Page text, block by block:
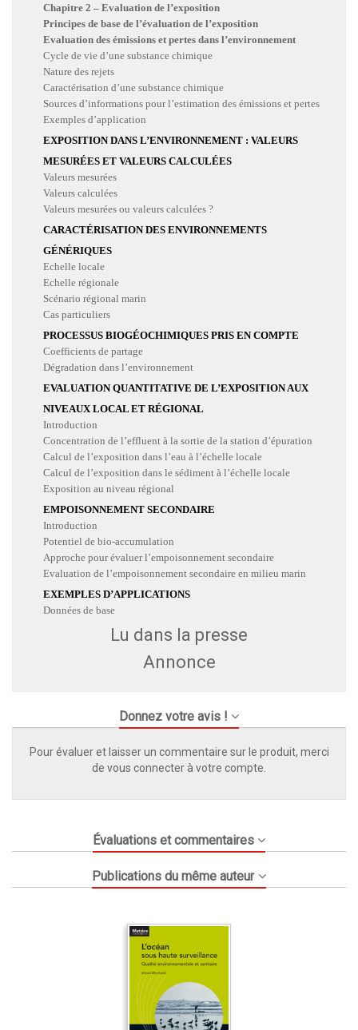
Chapitre 2 – Evaluation de l’exposition
Principes de base de l’évaluation de l’exposition
Evaluation des émissions et pertes dans l’environnement
Cycle de vie d’une substance chimique
Nature des rejets
Caractérisation d’une substance chimique
Sources d’informations pour l’estimation des émissions et pertes
Exemples d’application
EXPOSITION DANS L’ENVIRONNEMENT : VALEURS
MESURÉES ET VALEURS CALCULÉES
Valeurs mesurées
Valeurs calculées
Valeurs mesurées ou valeurs calculées ?
CARACTÉRISATION DES ENVIRONNEMENTS
GÉNÉRIQUES
Echelle locale
Echelle régionale
Scénario régional marin
Cas particuliers
PROCESSUS BIOGÉOCHIMIQUES PRIS EN COMPTE
Coefficients de partage
Dégradation dans l’environnement
EVALUATION QUANTITATIVE DE L’EXPOSITION AUX
NIVEAUX LOCAL ET RÉGIONAL
Introduction
Concentration de l’effluent à la sortie de la station d’épuration
Calcul de l’exposition dans l’eau à l’échelle locale
Calcul de l’exposition dans le sédiment à l’échelle locale
Exposition au niveau régional
EMPOISONNEMENT SECONDAIRE
Introduction
Potentiel de bio-accumulation
Approche pour évaluer l’empoisonnement secondaire
Evaluation de l’empoisonnement secondaire en milieu marin
EXEMPLES D’APPLICATIONS
Données de base
Lu dans la presse
Annonce
Donnez votre avis !
Pour évaluer et laisser un commentaire sur le produit, merci
de vous connecter à votre compte.
Évaluations et commentaires
Publications du même auteur